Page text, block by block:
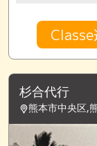
杉合代行
熊本市中央区,